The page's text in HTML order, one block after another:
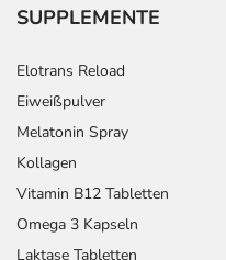
SUPPLEMENTE
Elotrans Reload
Eiweißpulver
Melatonin Spray
Kollagen
Vitamin B12 Tabletten
Omega 3 Kapseln
Laktase Tabletten